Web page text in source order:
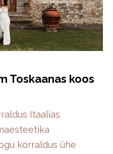
Toskaanas koos
Itaalias
korraldus ühe